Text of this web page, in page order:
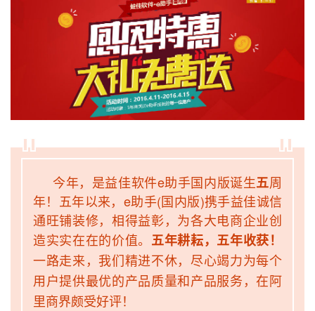
今年，是益佳软件e助手国内版诞生五周
年！五年以来，e助手(国内版)携手益佳诚信
通旺铺装修，相得益彰，为各大电商企业创
造实实在在的价值。 五年耕耘，五年收获！
一路走来，我们精进不休，尽心竭力为每个
用户提供最优的产品质量和产品服务，在阿
里商界颇受好评！